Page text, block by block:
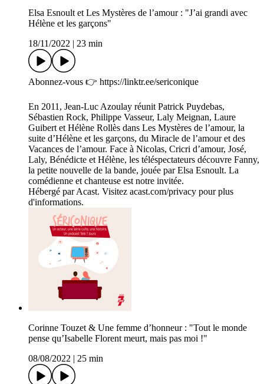
Elsa Esnoult et Les Mystères de l’amour : "J’ai grandi avec
Hélène et les garçons"
18/11/2022
23 min
Abonnez-vous 👉 https://linktr.ee/sericonique
En 2011, Jean-Luc Azoulay réunit Patrick Puydebas,
Sébastien Rock, Philippe Vasseur, Laly Meignan, Laure
Guibert et Hélène Rollès dans Les Mystères de l’amour, la
suite d’Hélène et les garçons, du Miracle de l’amour et des
Vacances de l’amour. Face à Nicolas, Cricri d’amour, José,
Laly, Bénédicte et Hélène, les téléspectateurs découvre Fanny,
la petite nouvelle de la bande, jouée par Elsa Esnoult. La
comédienne et chanteuse est notre invitée.
Hébergé par Acast. Visitez acast.com/privacy pour plus
d'informations.
Corinne Touzet & Une femme d’honneur : "Tout le monde
pense qu’Isabelle Florent meurt, mais pas moi !"
08/08/2022
25 min